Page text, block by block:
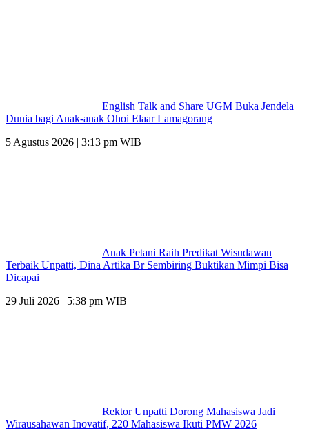
English Talk and Share UGM Buka Jendela
Dunia bagi Anak-anak Ohoi Elaar Lamagorang
5 Agustus 2026 | 3:13 pm WIB
Anak Petani Raih Predikat Wisudawan
Terbaik Unpatti, Dina Artika Br Sembiring Buktikan Mimpi Bisa
Dicapai
29 Juli 2026 | 5:38 pm WIB
Rektor Unpatti Dorong Mahasiswa Jadi
Wirausahawan Inovatif, 220 Mahasiswa Ikuti PMW 2026